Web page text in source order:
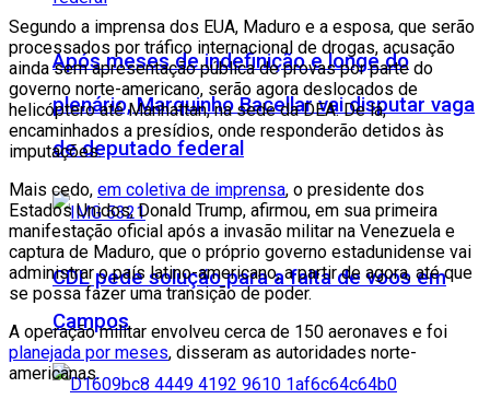
Após meses de indefinição e longe do
plenário, Marquinho Bacellar vai disputar vaga
de deputado federal
CDL pede solução para a falta de voos em
Campos
Segundo a imprensa dos EUA, Maduro e a esposa, que serão
processados por tráfico internacional de drogas, acusação
ainda sem apresentação pública de provas por parte do
governo norte-americano, serão agora deslocados de
helicóptero até Manhattan, na sede da DEA. De lá,
encaminhados a presídios, onde responderão detidos às
imputações.
Mais cedo, em coletiva de imprensa, o presidente dos
Estados Unidos, Donald Trump, afirmou, em sua primeira
manifestação oficial após a invasão militar na Venezuela e
captura de Maduro, que o próprio governo estadunidense vai
administrar o país latino-americano, a partir de agora, até que
se possa fazer uma transição de poder.
A operação militar envolveu cerca de 150 aeronaves e foi
planejada por meses, disseram as autoridades norte-
americanas.